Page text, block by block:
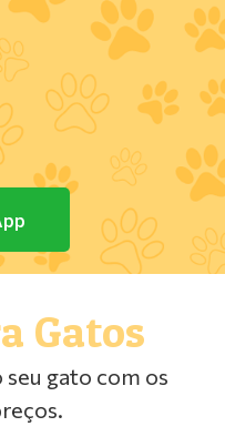
Gatos
gato com os